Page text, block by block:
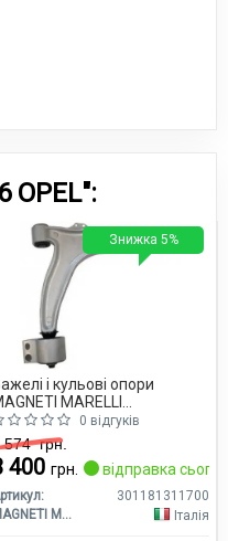
OPEL":
і кульові опори
MARELLI
0 відгуків
574грн.
400 грн. відправка
301181311700
MAGNETI MARELLI
Італія
Знижка 5%